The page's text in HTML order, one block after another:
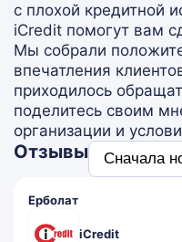
с плохой кредитной
iCredit помогут вам
Мы собрали
впечатления
приходилось
поделитесь своим
организации и
Отзывы
Ерболат
iCredit